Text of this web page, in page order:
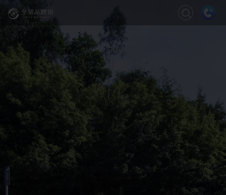
20
退出VR模式
VR模式设置